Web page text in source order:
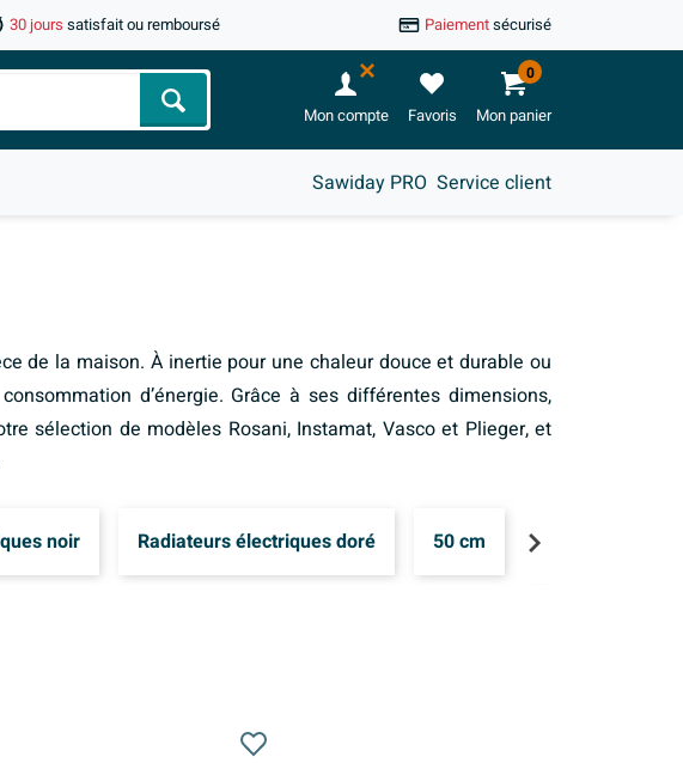
30 jours satisfait ou remboursé Paiementsécurisé
Chercher Mon compte Favoris Mon panier
0
Sawiday PRO Service client
de la maison. À inertie pour une chaleur douce et durable ou
d’énergie. Grâce à ses différentes dimensions,
sélection de modèles Rosani, Instamat, Vasco et Plieger, et
noir Radiateurs électriques doré 50 cm